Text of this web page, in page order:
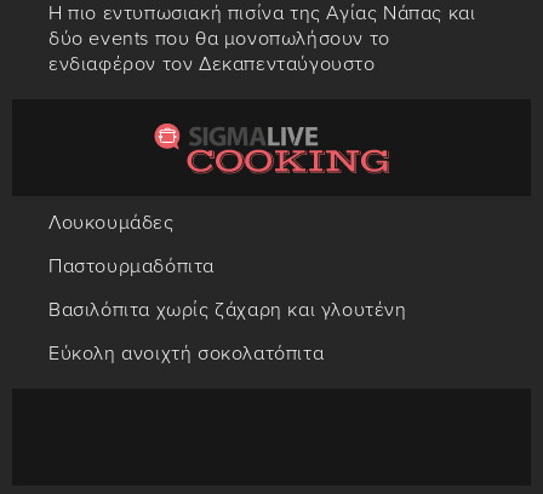
Η πιο εντυπωσιακή πισίνα της Αγίας Νάπας και
δύο events που θα μονοπωλήσουν το
ενδιαφέρον τον Δεκαπενταύγουστο
Λουκουμάδες
Παστουρμαδόπιτα
Βασιλόπιτα χωρίς ζάχαρη και γλουτένη
Εύκολη ανοιχτή σοκολατόπιτα